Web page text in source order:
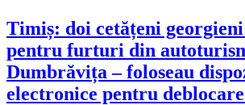
Timiș: doi cetățeni
pentru furturi din
Dumbrăvița – foloseau
electronice pentru